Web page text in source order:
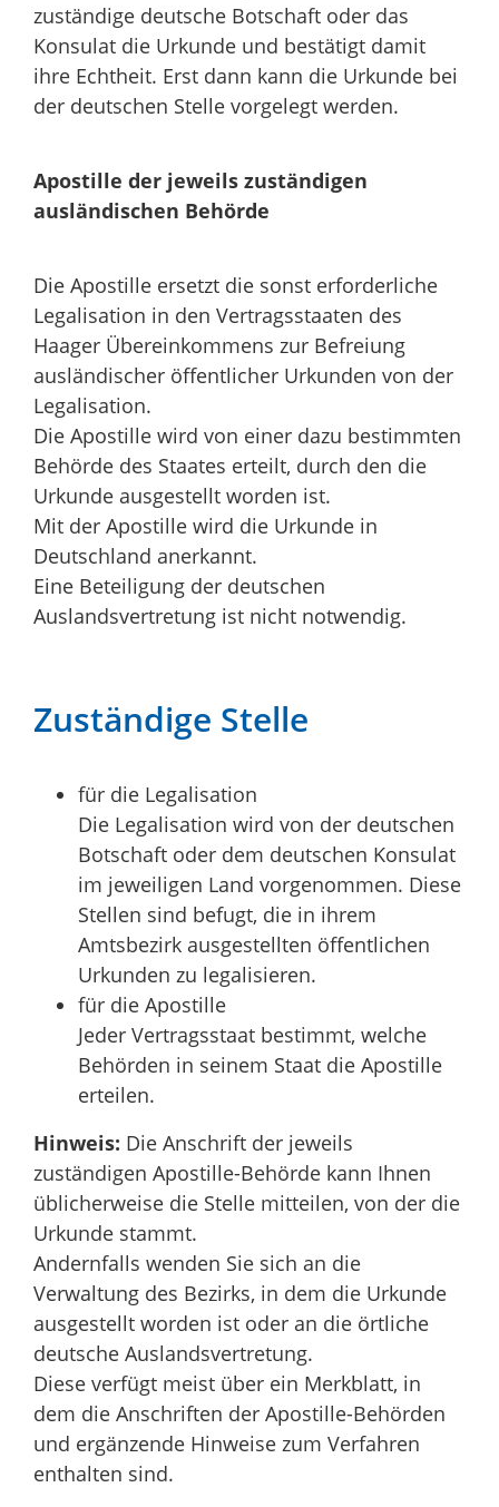
zuständige deutsche Botschaft oder das
Konsulat die Urkunde und bestätigt damit
ihre Echtheit. Erst dann kann die Urkunde bei
der deutschen Stelle vorgelegt werden.
Apostille der jeweils zuständigen
ausländischen Behörde
Die Apostille ersetzt die sonst erforderliche
Legalisation in den Vertragsstaaten des
Haager Übereinkommens zur Befreiung
ausländischer öffentlicher Urkunden von der
Legalisation.
Die Apostille wird von einer dazu bestimmten
Behörde des Staates erteilt, durch den die
Urkunde ausgestellt worden ist.
Mit der Apostille wird die Urkunde in
Deutschland anerkannt.
Eine Beteiligung der deutschen
Auslandsvertretung ist nicht notwendig.
Zuständige Stelle
für die Legalisation
Die Legalisation wird von der deutschen
Botschaft oder dem deutschen Konsulat
im jeweiligen Land vorgenommen. Diese
Stellen sind befugt, die in ihrem
Amtsbezirk ausgestellten öffentlichen
Urkunden zu legalisieren.
für die Apostille
Jeder Vertragsstaat bestimmt, welche
Behörden in seinem Staat die Apostille
erteilen.
Hinweis: Die Anschrift der jeweils
zuständigen Apostille-Behörde kann Ihnen
üblicherweise die Stelle mitteilen, von der die
Urkunde stammt.
Andernfalls wenden Sie sich an die
Verwaltung des Bezirks, in dem die Urkunde
ausgestellt worden ist oder an die örtliche
deutsche Auslandsvertretung.
Diese verfügt meist über ein Merkblatt, in
dem die Anschriften der Apostille-Behörden
und ergänzende Hinweise zum Verfahren
enthalten sind.